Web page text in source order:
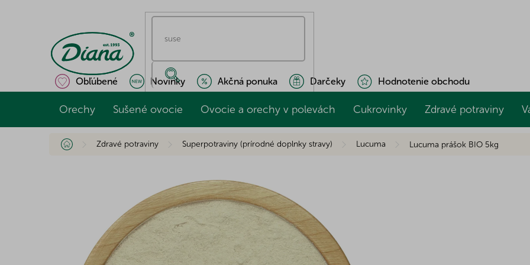
Obľúbené Novinky Akčná ponuka Darčeky Hodnotenie obchodu
Orechy Sušené ovocie Ovocie a orechy v polevách Cukrovinky Zdravé potraviny
DomovZdravé potraviny Superpotraviny (prírodné doplnky stravy) Lucuma Lucuma prášok BIO 5kg